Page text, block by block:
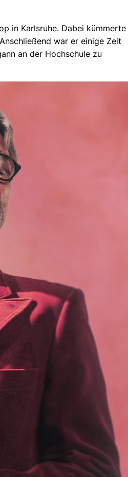
in Karlsruhe. Dabei kümmerte
war er einige Zeit
an der Hochschule zu